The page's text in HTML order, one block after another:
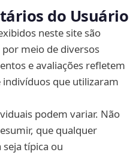
do Usuário
neste site são
meio de diversos
e avaliações refletem
indivíduos que utilizaram
podem variar. Não
que qualquer
típica ou